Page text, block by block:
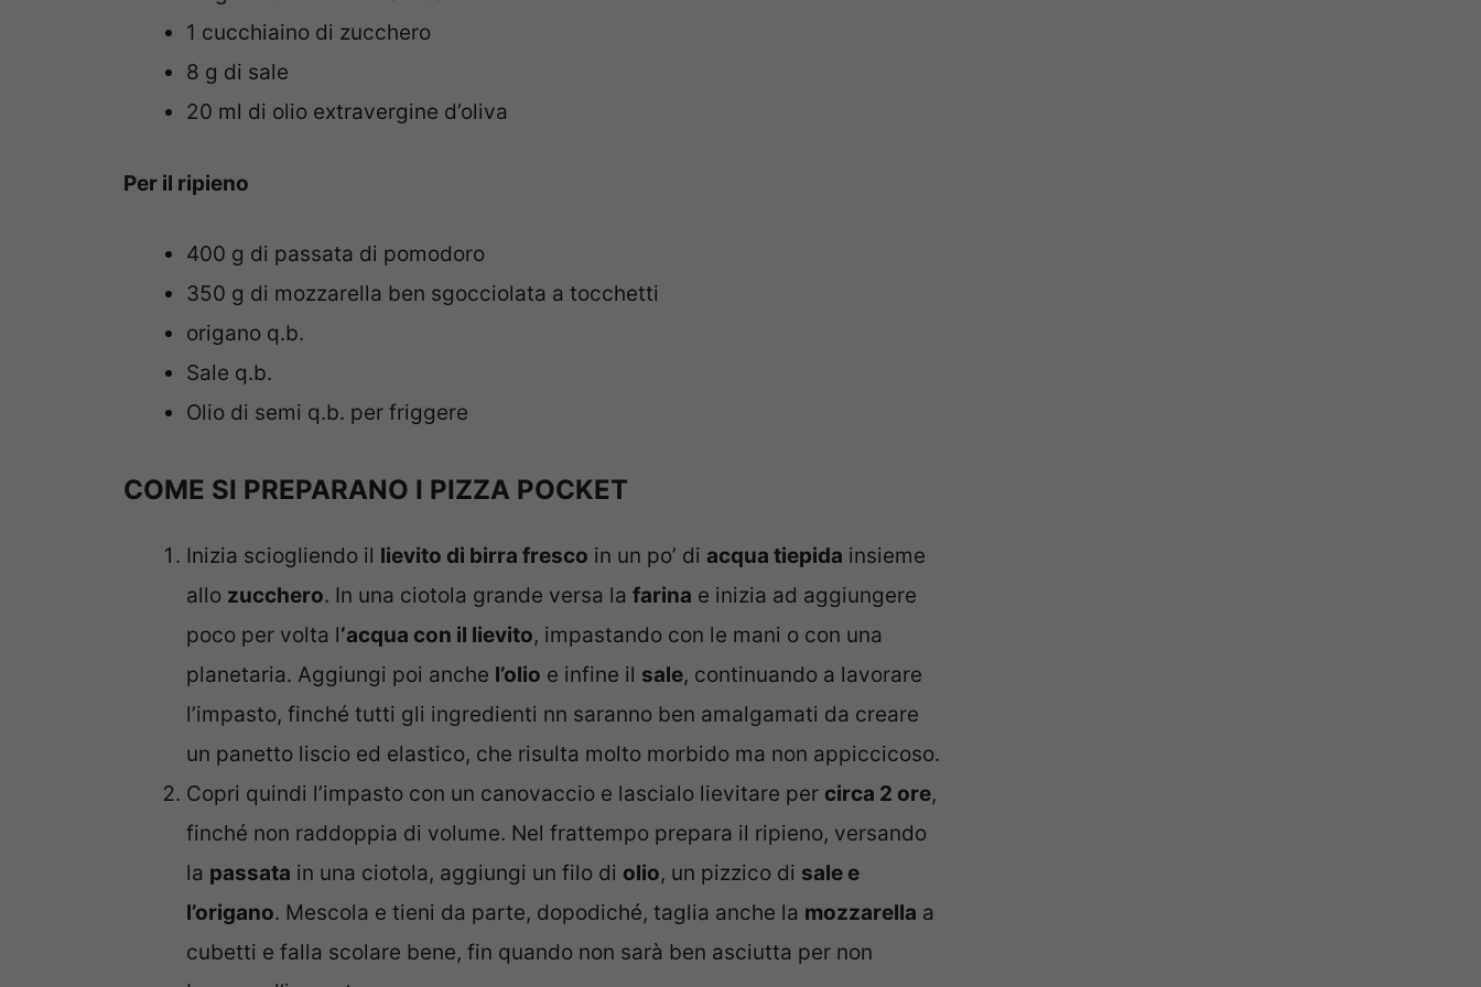
1 cucchiaino di zucchero
8 g di sale
20 ml di olio extravergine d’oliva
Per il ripieno
400 g di passata di pomodoro
350 g di mozzarella ben sgocciolata a tocchetti
origano q.b.
Sale q.b.
Olio di semi q.b. per friggere
COME SI PREPARANO I PIZZA POCKET
Inizia sciogliendo il lievito di birra fresco in un po’ di acqua tiepida insieme
allo zucchero. In una ciotola grande versa la farina e inizia ad aggiungere
poco per volta l‘acqua con il lievito, impastando con le mani o con una
planetaria. Aggiungi poi anche l’olio e infine il sale, continuando a lavorare
l’impasto, finché tutti gli ingredienti nn saranno ben amalgamati da creare
un panetto liscio ed elastico, che risulta molto morbido ma non appiccicoso.
Copri quindi l’impasto con un canovaccio e lascialo lievitare per circa 2 ore,
finché non raddoppia di volume. Nel frattempo prepara il ripieno, versando
la passata in una ciotola, aggiungi un filo di olio, un pizzico di sale e
l’origano. Mescola e tieni da parte, dopodiché, taglia anche la mozzarella a
cubetti e falla scolare bene, fin quando non sarà ben asciutta per non